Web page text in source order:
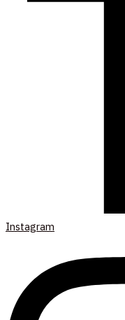
Instagram